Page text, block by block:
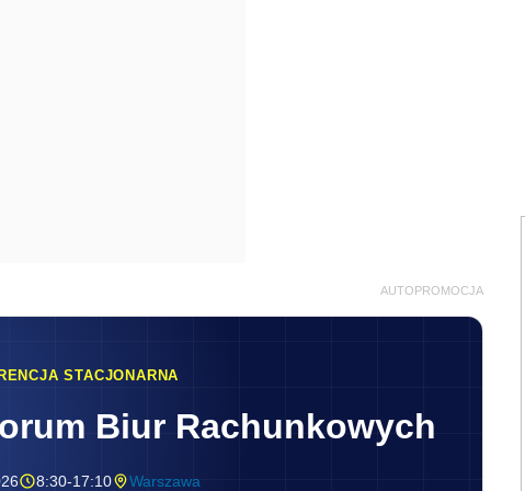
kształcenia się pracowników wMonitorze